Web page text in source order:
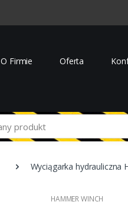
O Firmie Oferta
Wyciągarka hydrauliczna
HAMMER WINCH